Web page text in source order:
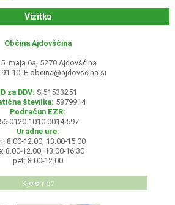
Vizitka
Občina Ajdovščina
maja 6a, 5270 Ajdovščina
10, E obcina@ajdovscina.si
za DDV: SI51533251
številka: 5879914
Podračun EZR:
0120 1010 0014 597
Uradne ure:
8.00-12.00, 13.00-15.00
8.00-12.00, 13.00-16.30
pet: 8.00-12.00
Kje smo?